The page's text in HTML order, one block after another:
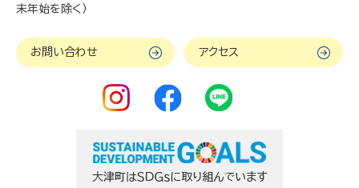
末年始を除く）
お問い合わせ アクセス